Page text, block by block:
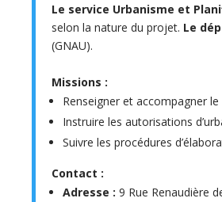
Le service Urbanisme et
selon la nature du projet. Le
(GNAU).
Missions :
Renseigner et accompagner
Instruire les autorisations
Suivre les procédures
Contact :
Adresse :9 Rue Renaudière